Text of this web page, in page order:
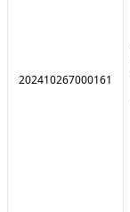
202410267000161